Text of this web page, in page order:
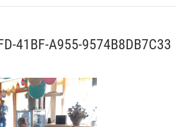
41BF-A955-9574B8DB7C33